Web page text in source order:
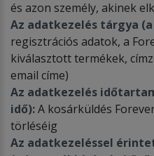
és azon személy, akinek
Az adatkezelés tárgya
regisztrációs adatok, a
kiválasztott termékek,
email címe)
Az adatkezelés
idő):A kosárküldés
törléséig
Az adatkezeléssel